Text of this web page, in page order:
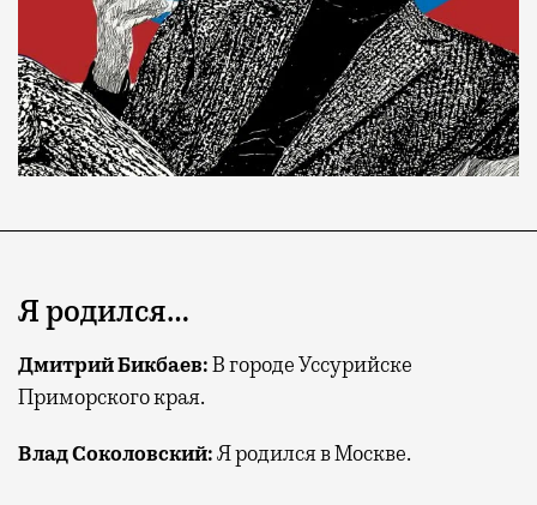
Я родился…
Дмитрий Бикбаев:В городе Уссурийске
Приморского края.
Влад Соколовский:Я родился в Москве.